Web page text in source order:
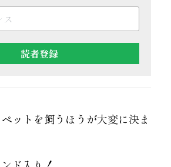
読者登録
ットを飼うほうが大変に決ま